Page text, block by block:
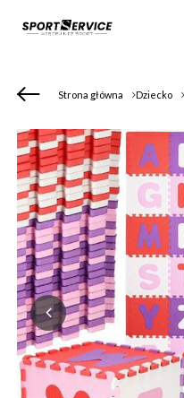
Strona główna Dziecko